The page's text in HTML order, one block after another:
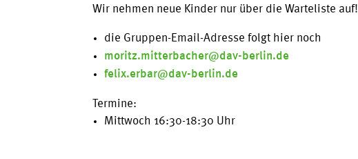
Wir nehmen neue Kinder nur über die Warteliste auf!
die Gruppen-Email-Adresse folgt hier noch
moritz.mitterbacher@dav-berlin.de
felix.erbar@dav-berlin.de
Termine:
Mittwoch 16:30-18:30 Uhr